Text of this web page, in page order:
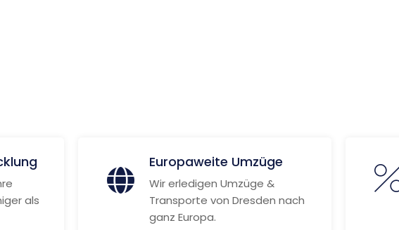
als
Europaweite Umzüge
Wir erledigen Umzüge &
Transporte von Dresden nach
ganz Europa.